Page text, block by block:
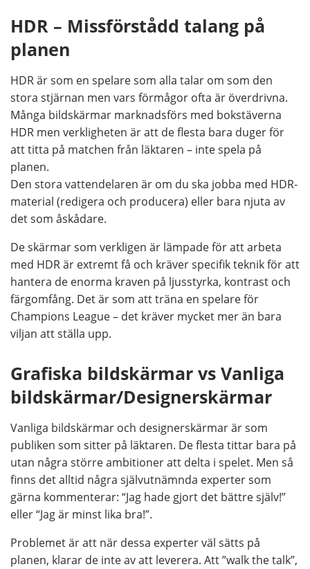
HDR – Missförstådd talang på
planen
HDR är som en spelare som alla talar om som den
stora stjärnan men vars förmågor ofta är överdrivna.
Många bildskärmar marknadsförs med bokstäverna
HDR men verkligheten är att de flesta bara duger för
att titta på matchen från läktaren – inte spela på
planen.
Den stora vattendelaren är om du ska jobba med HDR-
material (redigera och producera) eller bara njuta av
det som åskådare.
De skärmar som verkligen är lämpade för att arbeta
med HDR är extremt få och kräver specifik teknik för att
hantera de enorma kraven på ljusstyrka, kontrast och
färgomfång. Det är som att träna en spelare för
Champions League – det kräver mycket mer än bara
viljan att ställa upp.
Grafiska bildskärmar vs Vanliga
bildskärmar/Designerskärmar
Vanliga bildskärmar och designerskärmar är som
publiken som sitter på läktaren. De flesta tittar bara på
utan några större ambitioner att delta i spelet. Men så
finns det alltid några självutnämnda experter som
gärna kommenterar: “Jag hade gjort det bättre själv!”
eller “Jag är minst lika bra!”.
Problemet är att när dessa experter väl sätts på
planen, klarar de inte av att leverera. Att ”walk the talk”,